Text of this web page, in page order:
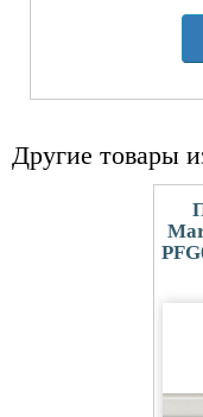
Другие товары